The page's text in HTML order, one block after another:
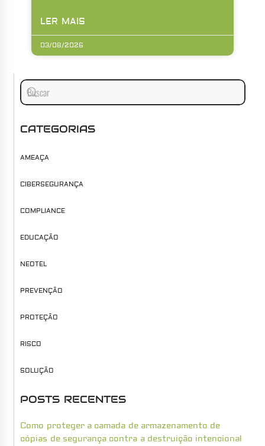
LER MAIS
03/08/2026
CATEGORIAS
AMEAÇA
CIBERSEGURANÇA
COMPLIANCE
EDUCAÇÃO
NEOTEL
PREVENÇÃO
PROTEÇÃO
RISCO
SOLUÇÃO
POSTS RECENTES
Como proteger a camada de armazenamento de
cópias de segurança contra a destruição intencional